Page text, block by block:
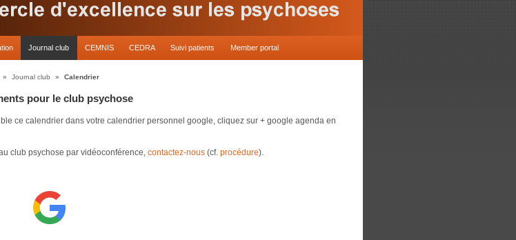
Journal club CEMNIS CEDRA Suivi patients Member portal
» Journal club » Calendrier
pour le club psychose
ce calendrier dans votre calendrier personnel google, cliquez sur + google agenda en
club psychose par vidéoconférence, contactez-nous (cf. procédure).